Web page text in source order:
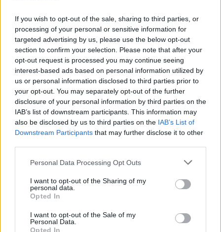
If you wish to opt-out of the sale, sharing to third parties, or
processing of your personal or sensitive information for
targeted advertising by us, please use the below opt-out
section to confirm your selection. Please note that after your
opt-out request is processed you may continue seeing
interest-based ads based on personal information utilized by
us or personal information disclosed to third parties prior to
your opt-out. You may separately opt-out of the further
disclosure of your personal information by third parties on the
IAB’s list of downstream participants. This information may
also be disclosed by us to third parties on the IAB’s List of
Downstream Participants that may further disclose it to other
Personal Data Processing Opt Outs
I want to opt-out of the Sharing of my
personal data.
Opted In
I want to opt-out of the Sale of my
Personal Data.
Opted In
Ezt a növényt már az őskorban is ismerték, a népi gyógyászatban
pedig ma is számos betegség ellen használják.
Születésnapi programokkal várja a
hétvégén a közönséget a 160 éves
Fővárosi Állatkert
ÉLŐ BOLYGÓNK
Szedd magad őszibarack: itt vannak
SZEMLE